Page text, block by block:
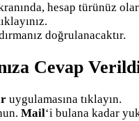
hesap türünüz
doğrulanacaktır.
Cevap
uygulamasına tıklayın.
Mail‘i bulana kadar